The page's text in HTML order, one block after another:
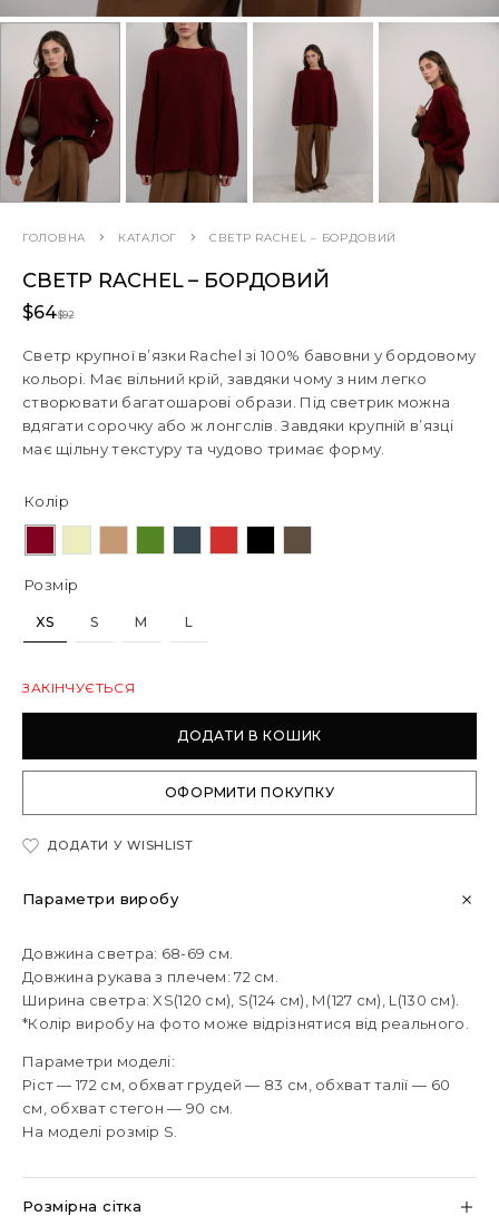
ГОЛОВНА КАТАЛОГ СВЕТР RACHEL – БОРДОВИЙ
СВЕТР RACHEL – БОРДОВИЙ
$92
$64
Светр крупної в’язки Rachel зі 100% бавовни у бордовому
кольорі. Має вільний крій, завдяки чому з ним легко
створювати багатошарові образи. Під светрик можна
вдягати сорочку або ж лонгслів. Завдяки крупній в’язці
має щільну текстуру та чудово тримає форму.
Колір
Розмір
XS S M L
ЗАКІНЧУЄТЬСЯ
ДОДАТИ В КОШИК
ОФОРМИТИ ПОКУПКУ
ДОДАТИ У WISHLIST
Параметри виробу
Довжина светра: 68-69 см.
Довжина рукава з плечем: 72 см.
Ширина светра: XS(120 см), S(124 см), М(127 см), L(130 см).
*Колір виробу на фото може відрізнятися від реального.
Параметри моделі:
Ріст — 172 см, обхват грудей — 83 см, обхват талії — 60
см, обхват стегон — 90 см.
На моделі розмір S.
Розмірна сітка